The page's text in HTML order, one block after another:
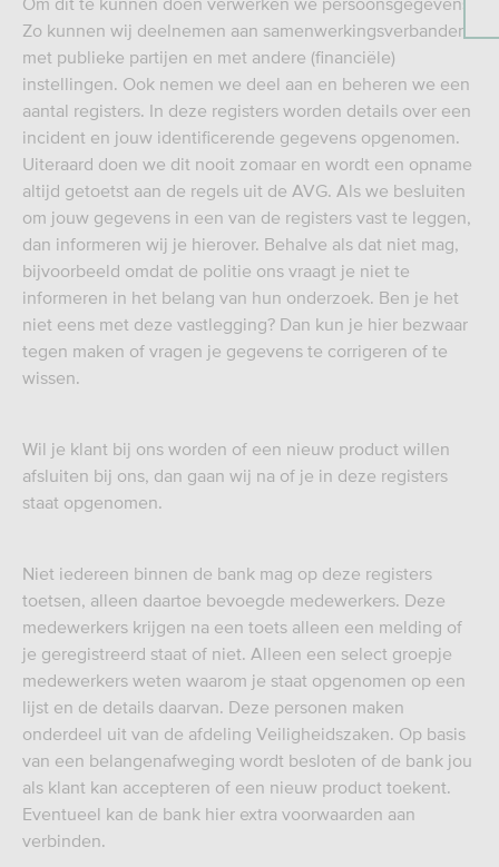
Zo kunnen wij deelnemen aan samenwerkingsverbanden
met publieke partijen en met andere (financiële)
instellingen. Ook nemen we deel aan en beheren we een
aantal registers. In deze registers worden details over een
incident en jouw identificerende gegevens opgenomen.
Uiteraard doen we dit nooit zomaar en wordt een opname
altijd getoetst aan de regels uit de AVG. Als we besluiten
om jouw gegevens in een van de registers vast te leggen,
dan informeren wij je hierover. Behalve als dat niet mag,
bijvoorbeeld omdat de politie ons vraagt je niet te
informeren in het belang van hun onderzoek. Ben je het
niet eens met deze vastlegging? Dan kun je hier bezwaar
tegen maken of vragen je gegevens te corrigeren of te
wissen.
Wil je klant bij ons worden of een nieuw product willen
afsluiten bij ons, dan gaan wij na of je in deze registers
staat opgenomen.
Niet iedereen binnen de bank mag op deze registers
toetsen, alleen daartoe bevoegde medewerkers. Deze
medewerkers krijgen na een toets alleen een melding of
je geregistreerd staat of niet. Alleen een select groepje
medewerkers weten waarom je staat opgenomen op een
lijst en de details daarvan. Deze personen maken
onderdeel uit van de afdeling Veiligheidszaken. Op basis
van een belangenafweging wordt besloten of de bank jou
als klant kan accepteren of een nieuw product toekent.
Eventueel kan de bank hier extra voorwaarden aan
verbinden.